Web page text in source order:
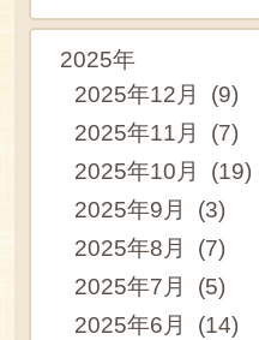
2025年
2025年12月 (9)
2025年11月 (7)
2025年10月 (19)
2025年9月 (3)
2025年8月 (7)
2025年7月 (5)
2025年6月 (14)